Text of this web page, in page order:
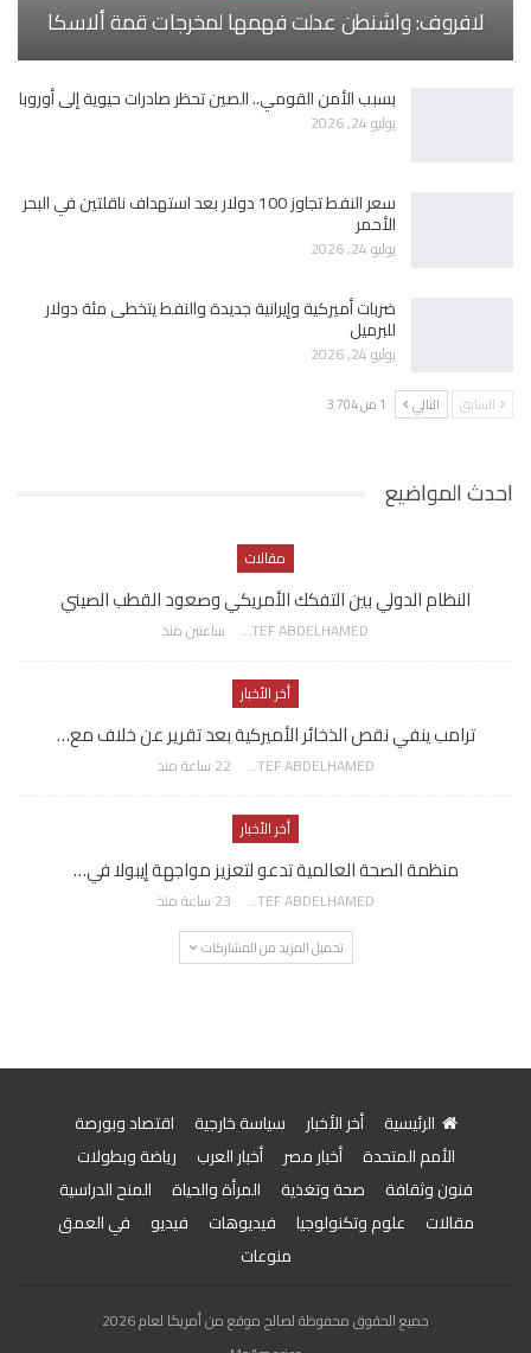
لافروف: واشنطن عدلت فهمها لمخرجات قمة ألاسكا
بسبب الأمن القومي.. الصين تحظر صادرات حيوية إلى أوروبا
يوليو 24, 2026
سعر النفط تجاوز 100 دولار بعد استهداف ناقلتين في البحر
الأحمر
يوليو 24, 2026
ضربات أميركية وإيرانية جديدة والنفط يتخطى مئة دولار
للبرميل
يوليو 24, 2026
السابق التالي 1 من 3٬704
احدث المواضيع
مقالات
النظام الدولي بين التفكك الأمريكي وصعود القطب الصيني
AWATEF ABDELHAMED ساعتين منذ
أخر الأخبار
ترامب ينفي نقص الذخائر الأميركية بعد تقرير عن خلاف مع…
AWATEF ABDELHAMED 22 ساعة منذ
أخر الأخبار
منظمة الصحة العالمية تدعو لتعزيز مواجهة إيبولا في…
AWATEF ABDELHAMED 23 ساعة منذ
تحميل المزيد من المشاركات
الرئيسية أخر الأخبار سياسة خارجية
اقتصاد وبورصة
الأمم المتحدة
أخبار مصر أخبار العرب
رياضة وبطولات
فنون وثقافة
صحة وتغذية المرأة والحياة
المنح الدراسية
مقالات
علوم وتكنولوجيا فيديوهات فيديو
في العمق
منوعات
جميع الحقوق محفوظة لصالح موقع من أمريكا لعام 2026